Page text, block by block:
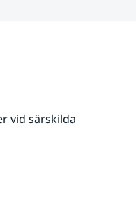
vid särskilda